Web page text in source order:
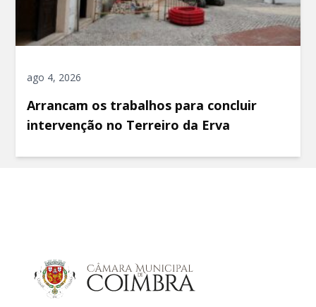
ago 4, 2026
Arrancam os trabalhos para concluir
intervenção no Terreiro da Erva